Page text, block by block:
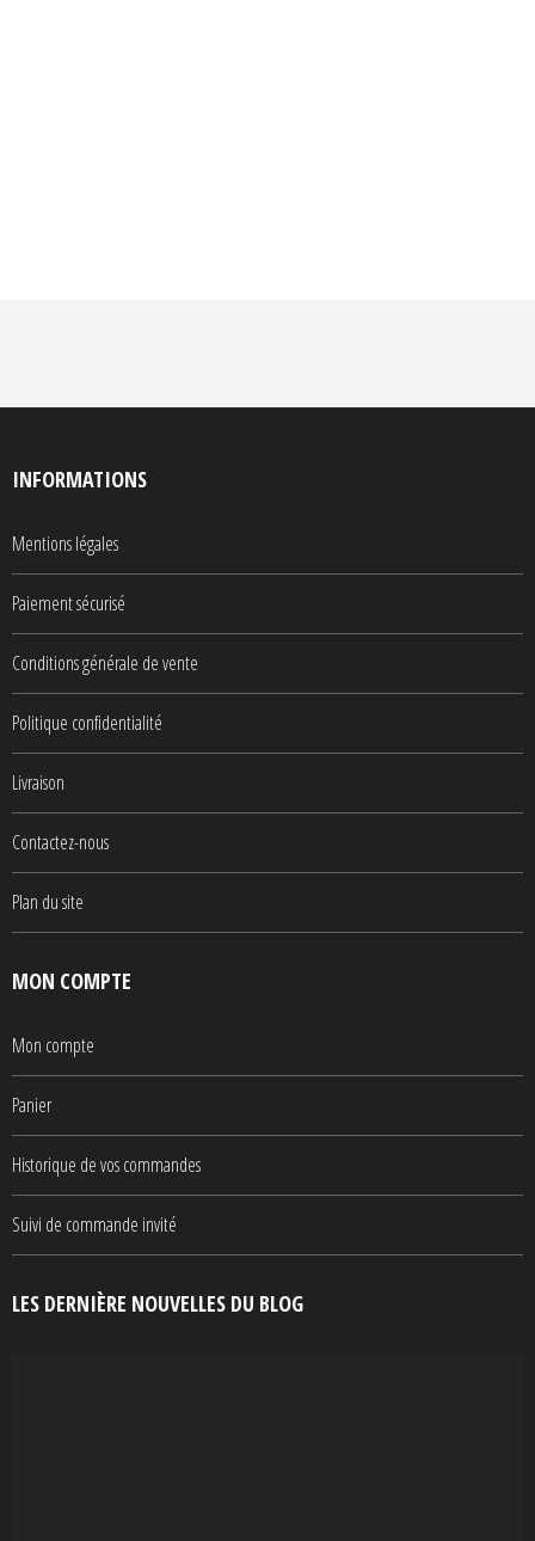
INFORMATIONS
Mentions légales
Paiement sécurisé
Conditions générale de vente
Politique confidentialité
Livraison
Contactez-nous
Plan du site
MON COMPTE
Mon compte
Panier
Historique de vos commandes
Suivi de commande invité
LES DERNIÈRE NOUVELLES DU BLOG